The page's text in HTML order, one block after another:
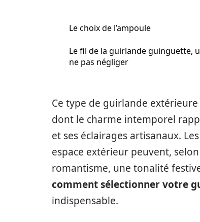
Le choix de l’ampoule
Le fil de la guirlande guinguette,
ne pas négliger
Ce type de guirlande
dont le charme intemporel
et ses éclairages artisanaux.
espace extérieur peuvent,
romantisme, une tonalité
comment sélectionner votre
indispensable.